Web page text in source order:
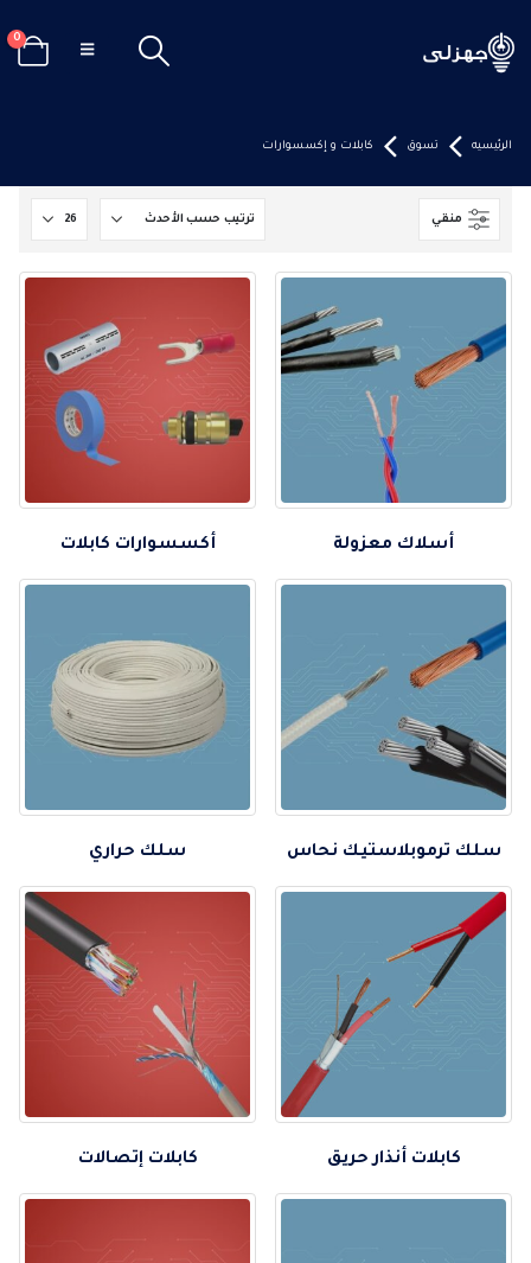
0
الرئيسيه تسوق كابلات و إكسسوارات
منقي
أسلاك معزولة أكسسوارات كابلات
سلك ترموبلاستيك نحاس سلك حراري
كابلات أنذار حريق كابلات إتصالات